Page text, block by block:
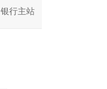
银行主站